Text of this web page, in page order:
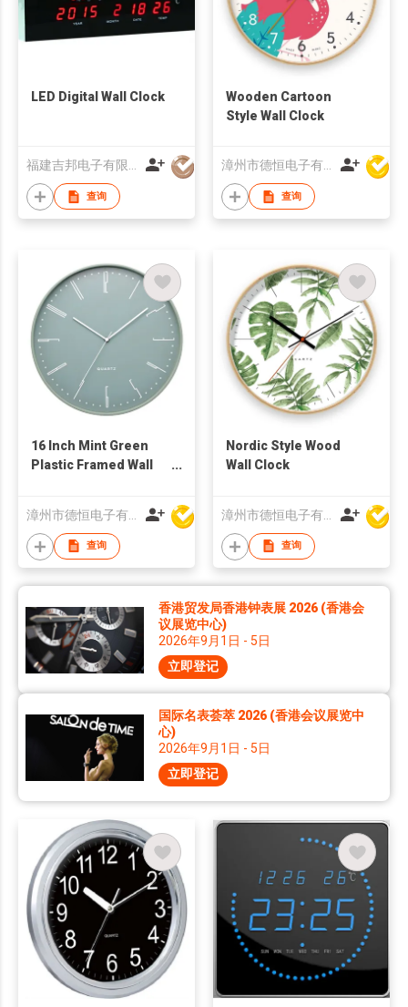
LED Digital Wall Clock
福建吉邦电子有限公司
查询
Wooden Cartoon
Style Wall Clock
漳州市德恒电子有限公司
查询
16 Inch Mint Green
Plastic Framed Wall
查询
Nordic Style Wood
Wall Clock
查询
香港贸发局香港钟表展 2026 (香港会
议展览中心)
2026年9月1日 - 5日
立即登记
国际名表荟萃 2026 (香港会议展览中
心)
2026年9月1日 - 5日
立即登记